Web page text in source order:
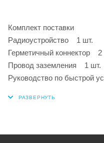
Комплект поставки
Радиоустройство 1 шт.
Герметичный коннектор 2
Провод заземления 1 шт.
Руководство по быстрой